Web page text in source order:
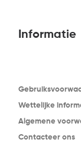
Informatie
Wettelijke
Algemene
Contacteer ons